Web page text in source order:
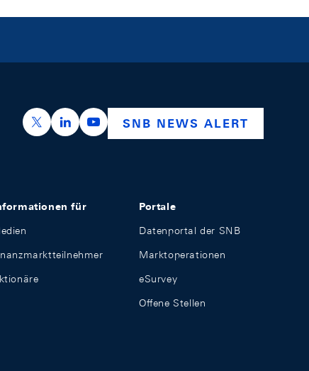
https://x.com/snb_bns
https://ch.linkedin.com/company/swiss-
https://www.youtube.com/
SNB NEWS ALERT
für Portale
Datenportal der SNB
Marktoperationen
eSurvey
Offene Stellen